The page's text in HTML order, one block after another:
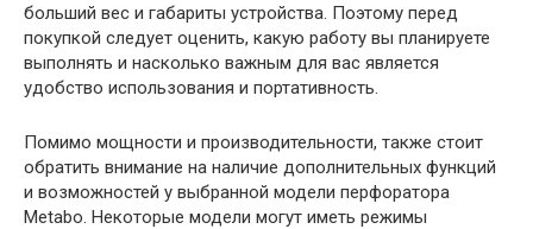
больший вес и габариты устройства. Поэтому перед
покупкой следует оценить, какую работу вы планируете
выполнять и насколько важным для вас является
удобство использования и портативность.
Помимо мощности и производительности, также стоит
обратить внимание на наличие дополнительных функций
и возможностей у выбранной модели перфоратора
Metabo. Некоторые модели могут иметь режимы